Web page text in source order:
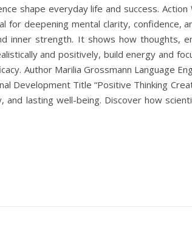
shape everyday life and success.
deepening mental clarity, confidence,
inner strength. It shows how thoughts,
and positively, build energy and
Author Marilia Grossmann Language
Development Title “Positive Thinking
lasting well-being. Discover how